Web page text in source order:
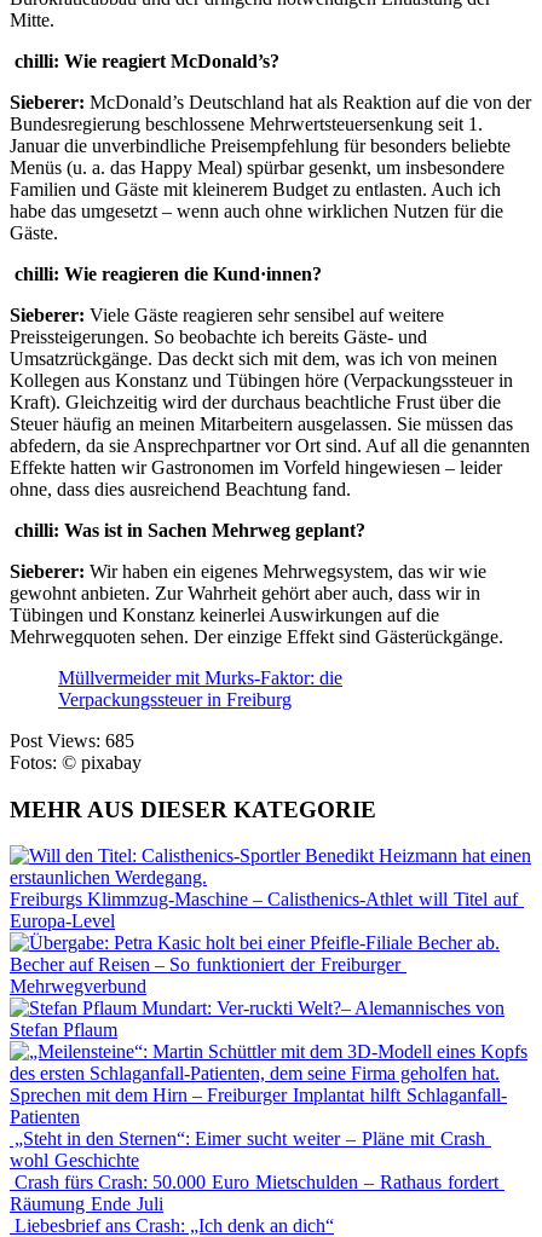
Mitte.
chilli: Wie reagiert McDonald’s?
Sieberer: McDonald’s Deutschland hat als Reaktion auf die von der
Bundesregierung beschlossene Mehrwertsteuersenkung seit 1.
Januar die unverbindliche Preisempfehlung für besonders beliebte
Menüs (u. a. das Happy Meal) spürbar gesenkt, um insbesondere
Familien und Gäste mit kleinerem Budget zu entlasten. Auch ich
habe das umgesetzt – wenn auch ohne wirklichen Nutzen für die
Gäste.
chilli: Wie reagieren die Kund·innen?
Sieberer: Viele Gäste reagieren sehr sensibel auf weitere
Preissteigerungen. So beobachte ich bereits Gäste- und
Umsatzrückgänge. Das deckt sich mit dem, was ich von meinen
Kollegen aus Konstanz und Tübingen höre (Verpackungssteuer in
Kraft). Gleichzeitig wird der durchaus beachtliche Frust über die
Steuer häufig an meinen Mitarbeitern ausgelassen. Sie müssen das
abfedern, da sie Ansprechpartner vor Ort sind. Auf all die genannten
Effekte hatten wir Gastronomen im Vorfeld hingewiesen – leider
ohne, dass dies ausreichend Beachtung fand.
chilli: Was ist in Sachen Mehrweg geplant?
Sieberer: Wir haben ein eigenes Mehrwegsystem, das wir wie
gewohnt anbieten. Zur Wahrheit gehört aber auch, dass wir in
Tübingen und Konstanz keinerlei Auswirkungen auf die
Mehrwegquoten sehen. Der einzige Effekt sind Gästerückgänge.
Müllvermeider mit Murks-Faktor: die
Verpackungssteuer in Freiburg
Post Views: 685
Fotos: © pixabay
MEHR AUS DIESER KATEGORIE
Freiburgs Klimmzug-Maschine – Calisthenics-Athlet will Titel auf
Europa-Level
Becher auf Reisen – So funktioniert der Freiburger
Mehrwegverbund
Mundart: Ver-ruckti Welt?– Alemannisches von
Stefan Pflaum
Sprechen mit dem Hirn – Freiburger Implantat hilft Schlaganfall-
Patienten
„Steht in den Sternen“: Eimer sucht weiter – Pläne mit Crash
wohl Geschichte
Crash fürs Crash: 50.000 Euro Mietschulden – Rathaus fordert
Räumung Ende Juli
Liebesbrief ans Crash: „Ich denk an dich“